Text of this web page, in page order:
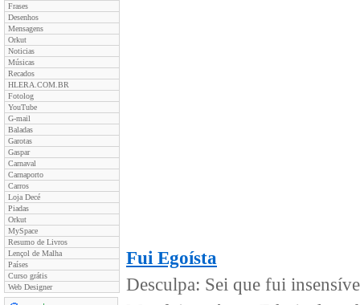
Frases
Desenhos
Mensagens
Orkut
Noticias
Músicas
Recados
HLERA.COM.BR
Fotolog
YouTube
G-mail
Baladas
Garotas
Gaspar
Carnaval
Carnaporto
Carros
Loja Decé
Piadas
Orkut
MySpace
Resumo de Livros
Lençol de Malha
Países
Curso grátis
Web Designer
Fui Egoísta
Desculpa: Sei que fui